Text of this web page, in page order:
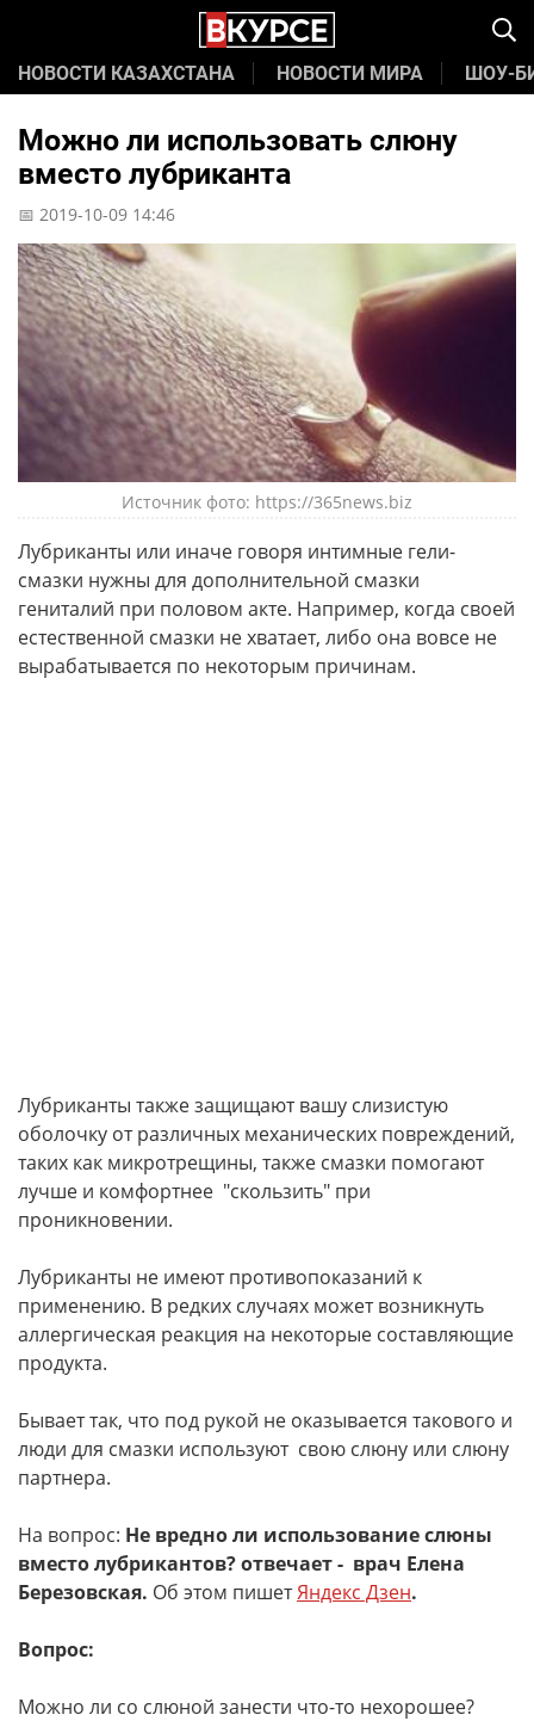
НОВОСТИ КАЗАХСТАНА НОВОСТИ МИРА ШОУ-
Можно ли использовать слюну
вместо лубриканта
📅 2019-10-09 14:46
Источник фото: https://365news.biz
Лубриканты или иначе говоря интимные гели-
смазки нужны для дополнительной смазки
гениталий при половом акте. Например, когда своей
естественной смазки не хватает, либо она вовсе не
вырабатывается по некоторым причинам.
Лубриканты также защищают вашу слизистую
оболочку от различных механических повреждений,
таких как микротрещины, также смазки помогают
лучше и комфортнее "скользить" при
проникновении.
Лубриканты не имеют противопоказаний к
применению. В редких случаях может возникнуть
аллергическая реакция на некоторые составляющие
продукта.
Бывает так, что под рукой не оказывается такового и
люди для смазки используют свою слюну или слюну
партнера.
На вопрос: Не вредно ли использование слюны
вместо лубрикантов? отвечает - врач Елена
Березовская. Об этом пишетЯндекс Дзен.
Вопрос:
Можно ли со слюной занести что-то нехорошее?